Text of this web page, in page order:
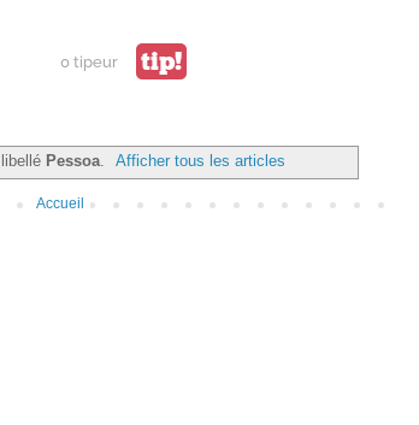
0 tipeur tip!
Pessoa. Afficher tous les articles
Accueil